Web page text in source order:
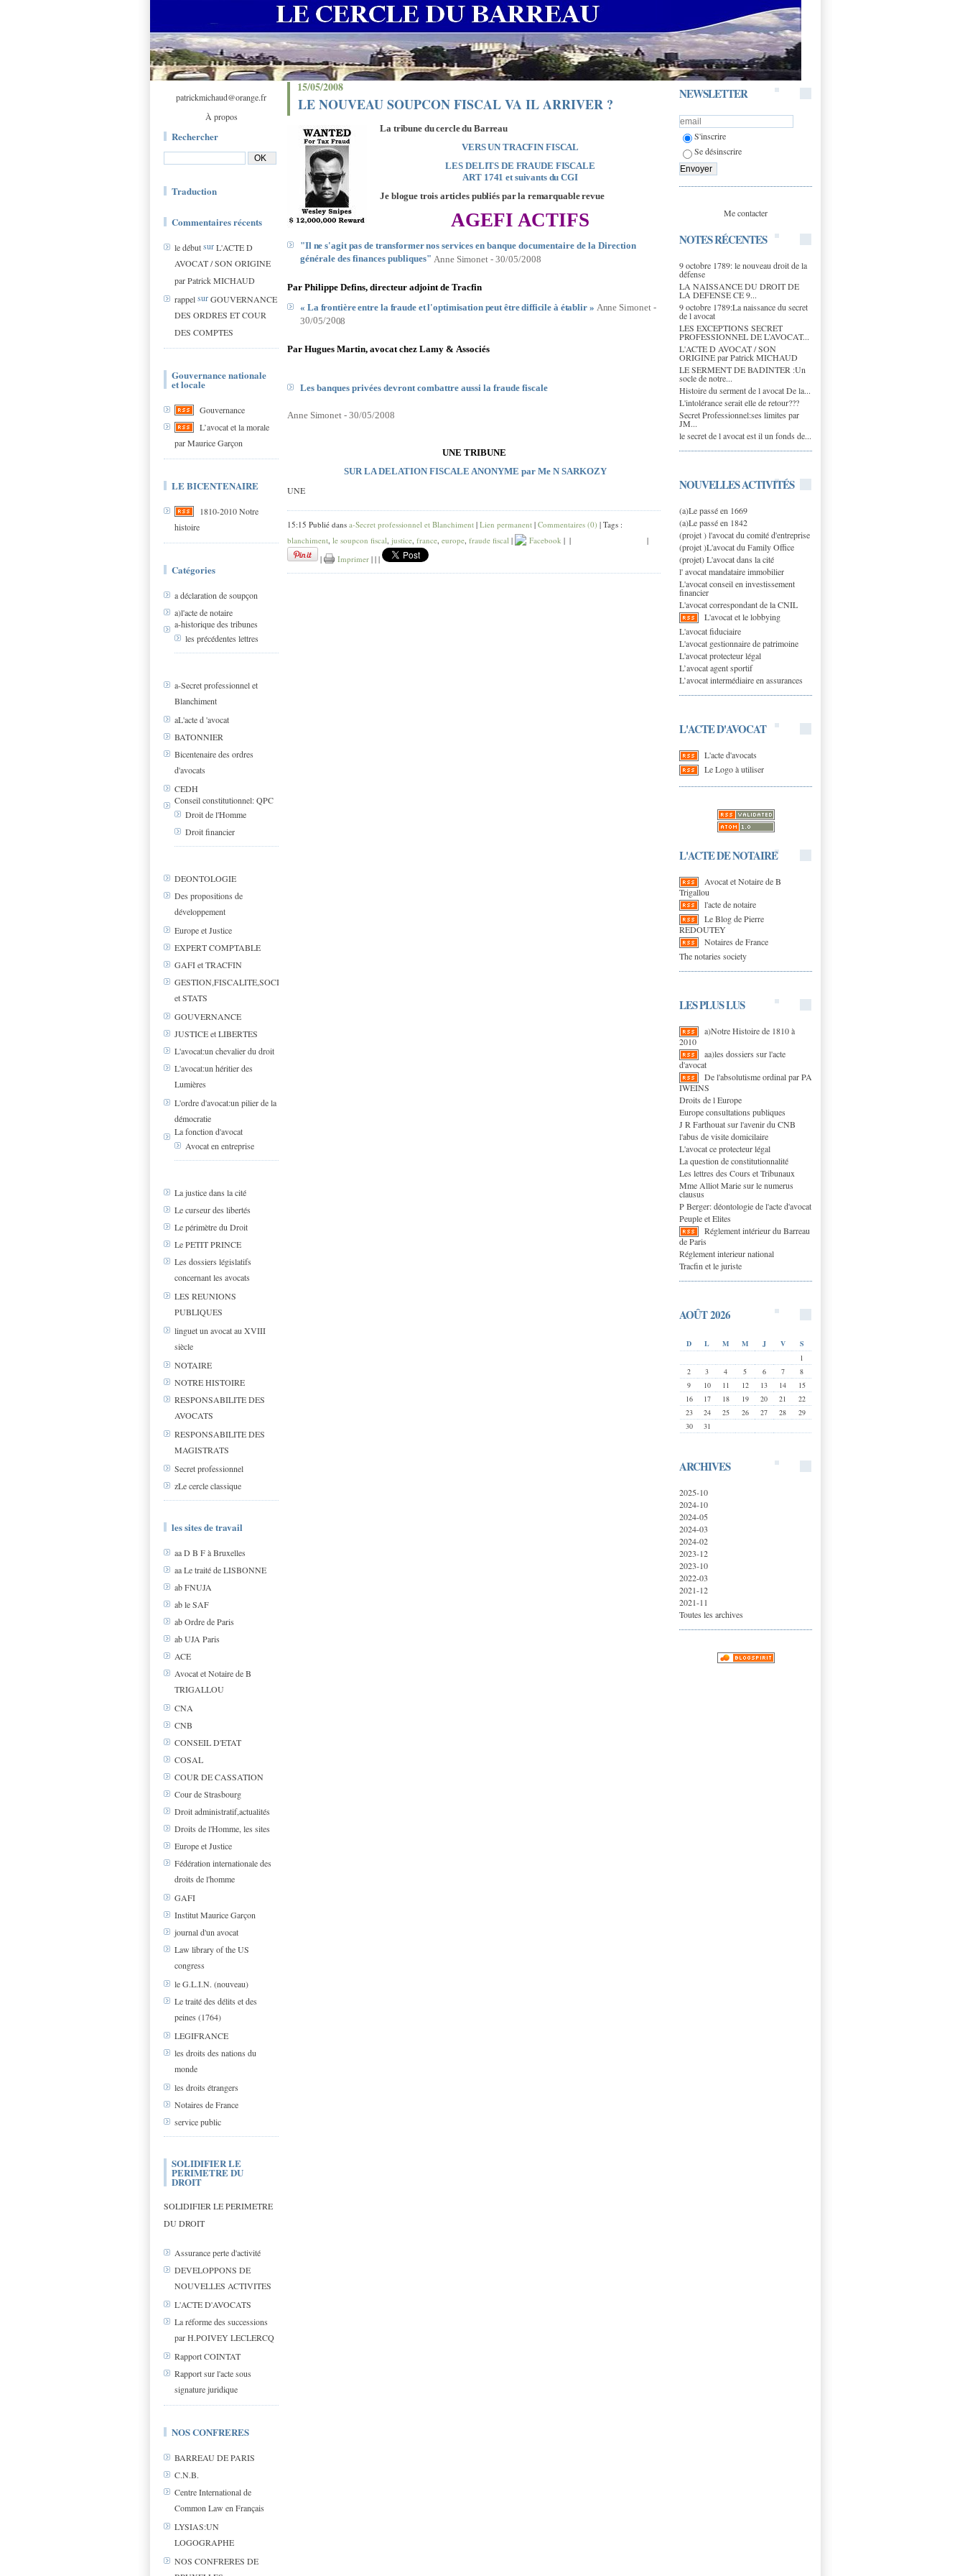
patrickmichaud@orange.fr
À propos
Rechercher
Traduction
Commentaires récents
le débutsurL'ACTE D
AVOCAT / SON ORIGINE
par Patrick MICHAUD
rappelsurGOUVERNANCE
DES ORDRES ET COUR
DES COMPTES
Gouvernance nationale
et locale
Gouvernance
L’avocat et la morale
par Maurice Garçon
LE BICENTENAIRE
1810-2010 Notre
histoire
Catégories
a déclaration de soupçon
a)l'acte de notaire
a-historique des tribunes
les précédentes lettres
a-Secret professionnel et
Blanchiment
aL'acte d 'avocat
BATONNIER
Bicentenaire des ordres
d'avocats
CEDH
Conseil constitutionnel: QPC
Droit de l'Homme
Droit financier
DEONTOLOGIE
Des propositions de
développement
Europe et Justice
EXPERT COMPTABLE
GAFI et TRACFIN
GESTION,FISCALITE,SOCIAL
et STATS
GOUVERNANCE
JUSTICE et LIBERTES
L'avocat:un chevalier du droit
L'avocat:un héritier des
Lumières
L'ordre d'avocat:un pilier de la
démocratie
La fonction d'avocat
Avocat en entreprise
La justice dans la cité
Le curseur des libertés
Le périmètre du Droit
Le PETIT PRINCE
Les dossiers législatifs
concernant les avocats
LES REUNIONS
PUBLIQUES
linguet un avocat au XVIII
siècle
NOTAIRE
NOTRE HISTOIRE
RESPONSABILITE DES
AVOCATS
RESPONSABILITE DES
MAGISTRATS
Secret professionnel
zLe cercle classique
les sites de travail
aa D B F à Bruxelles
aa Le traité de LISBONNE
ab FNUJA
ab le SAF
ab Ordre de Paris
ab UJA Paris
ACE
Avocat et Notaire de B
TRIGALLOU
CNA
CNB
CONSEIL D'ETAT
COSAL
COUR DE CASSATION
Cour de Strasbourg
Droit administratif,actualités
Droits de l'Homme, les sites
Europe et Justice
Fédération internationale des
droits de l'homme
GAFI
Institut Maurice Garçon
journal d'un avocat
Law library of the US
congress
le G.L.I.N. (nouveau)
Le traité des délits et des
peines (1764)
LEGIFRANCE
les droits des nations du
monde
les droits étrangers
Notaires de France
service public
SOLIDIFIER LE
PERIMETRE DU
DROIT
SOLIDIFIER LE PERIMETRE
DU DROIT
Assurance perte d'activité
DEVELOPPONS DE
NOUVELLES ACTIVITES
L'ACTE D'AVOCATS
La réforme des successions
par H.POIVEY LECLERCQ
Rapport COINTAT
Rapport sur l'acte sous
signature juridique
NOS CONFRERES
BARREAU DE PARIS
C.N.B.
Centre International de
Common Law en Français
LYSIAS:UN
LOGOGRAPHE
NOS CONFRERES DE
NEWSLETTER
S'inscrire
Se désinscrire
Me contacter
NOTES RÉCENTES
9 octobre 1789: le nouveau droit de la
défense
LA NAISSANCE DU DROIT DE
LA DEFENSE CE 9...
9 octobre 1789:La naissance du secret
de l avocat
LES EXCEPTIONS SECRET
PROFESSIONNEL DE L’AVOCAT...
L'ACTE D AVOCAT / SON
ORIGINE par Patrick MICHAUD
LE SERMENT DE BADINTER :Un
socle de notre...
Histoire du serment de l avocat De la...
L'intolérance serait elle de retour???
Secret Professionnel:ses limites par
JM...
le secret de l avocat est il un fonds de...
NOUVELLES ACTIVITÉS
(a)Le passé en 1669
(a)Le passé en 1842
(projet ) l'avocat du comité d'entreprise
(projet )L'avocat du Family Office
(projet) L'avocat dans la cité
l' avocat mandataire immobilier
L'avocat conseil en investissement
financier
L'avocat correspondant de la CNIL
L'avocat et le lobbying
L'avocat fiduciaire
L'avocat gestionnaire de patrimoine
L'avocat protecteur légal
L’avocat agent sportif
L’avocat intermédiaire en assurances
L'ACTE D'AVOCAT
L'acte d'avocats
Le Logo à utiliser
L'ACTE DE NOTAIRE
Avocat et Notaire de B
Trigallou
l'acte de notaire
Le Blog de Pierre
REDOUTEY
Notaires de France
The notaries society
LES PLUS LUS
a)Notre Histoire de 1810 à
2010
aa)les dossiers sur l'acte
d'avocat
De l'absolutisme ordinal par PA
IWEINS
Droits de l Europe
Europe consultations publiques
J R Farthouat sur l'avenir du CNB
l'abus de visite domicilaire
L'avocat ce protecteur légal
La question de constitutionnalité
Les lettres des Cours et Tribunaux
Mme Alliot Marie sur le numerus
clausus
P Berger: déontologie de l'acte d'avocat
Peuple et Elites
Réglement intérieur du Barreau
de Paris
Réglement interieur national
Tracfin et le juriste
AOÛT 2026
D L M M J V
S
1
2
3 4 5 6 7
8
9
10 11 12 13 14
15
16
17 18 19 20 21
22
23
24 25 26 27 28
29
30
31
ARCHIVES
2025-10
2024-10
2024-05
2024-03
2024-02
2023-12
2023-10
2022-03
2021-12
2021-11
Toutes les archives
15/05/2008
LE NOUVEAU SOUPCON FISCAL VA IL ARRIVER ?
La tribune du cercle du Barreau
VERS UN TRACFIN FISCAL
LES DELITS DE FRAUDE FISCALE
ART 1741 et suivants du CGI
Je blogue trois articles publiés par la remarquable revue
AGEFI ACTIFS
"Il ne s'agit pas de transformer nos services enbanque documentaire de la Direction
générale des finances publiques" AnneSimonet -30/05/2008
Par Philippe Defins, directeur adjoint de Tracfin
« La frontière entre la fraude et l'optimisation peut être difficile à établir » Anne Simonet -
30/05/2008
Par Hugues Martin, avocat chez Lamy & Associés
Les banques privées devront combattre aussi la fraude fiscale
AnneSimonet -30/05/2008
UNE TRIBUNE
SUR LA DELATION FISCALE ANONYME par Me N SARKOZY
UNE
15:15 Publié dans a-Secret professionnel et Blanchiment | Lien permanent | Commentaires (0) | Tags :
blanchiment, le soupcon fiscal, justice, france, europe, fraude fiscal | Facebook | |
|
|
Imprimer | | |